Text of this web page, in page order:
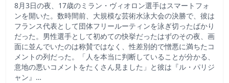
8月3日の夜、17歳のミラン・ヴィオロン選手はスマートフォ
ンを開いた。数時間前、大規模な芸術水泳大会の決勝で、彼は
フランス代表として団体フリールーティンを泳ぎ切ったばかり
だった。男性選手として初めての快挙だったはずのその夜、画
面に並んでいたのは称賛ではなく、性差別的で憎悪に満ちたコ
メントの列だった。「人を本当に判断していることが分かる、
意地の悪いコメントをたくさん見ました」と彼は『ル・パリジ
ャン』…